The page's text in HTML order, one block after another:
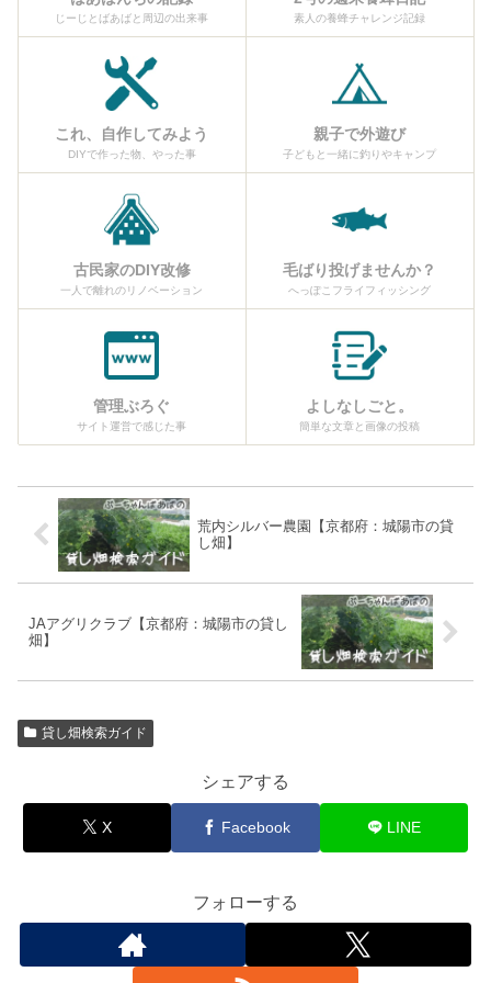
じーじとばあばと周辺の出来事 素人の養蜂チャレンジ記録
これ、自作してみよう
DIYで作った物、やった事
親子で外遊び
子どもと一緒に釣りやキャンプ
古民家のDIY改修
一人で離れのリノベーション
毛ばり投げませんか？
へっぽこフライフィッシング
管理ぶろぐ
サイト運営で感じた事
よしなしごと。
簡単な文章と画像の投稿
荒内シルバー農園【京都府：城陽市の貸
し畑】
JAアグリクラブ【京都府：城陽市の貸し
畑】
貸し畑検索ガイド
シェアする
X Facebook LINE
フォローする